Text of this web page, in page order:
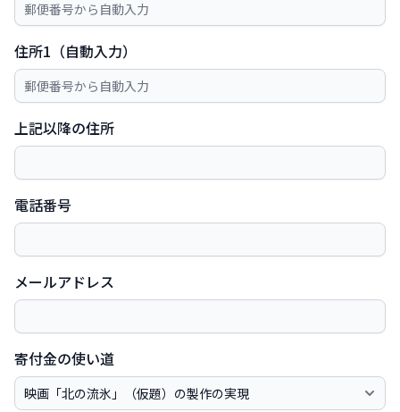
住所1（自動入力）
上記以降の住所
電話番号
メールアドレス
寄付金の使い道